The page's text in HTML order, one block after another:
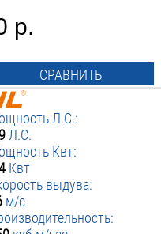
р.
СРАВНИТЬ
Л.С.:
Л.С.
Квт:
Квт
выдува:
м/с